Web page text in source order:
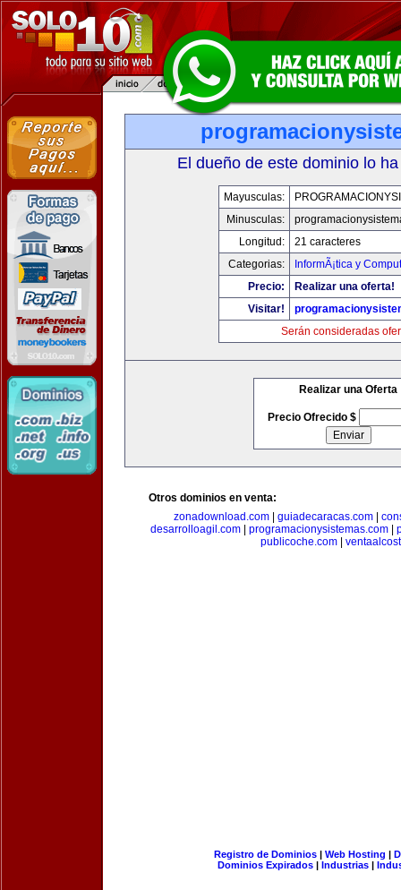
El dueño de este dominio lo
Mayusculas:
Minusculas:
Longitud:
21 caracteres
Categorias:
InformÃ¡tica y
Precio:
Realizar una oferta!
Visitar!
Serán consideradas
Realizar una Oferta
Precio Ofrecido $
Otros dominios en venta:
zonadownload.com
guiadecaracas.com
desarrolloagil.com
programacionysistemas.com
publicoche.com
Registro de Dominios| Web Hosting |
Dominios Expirados | Industrias |